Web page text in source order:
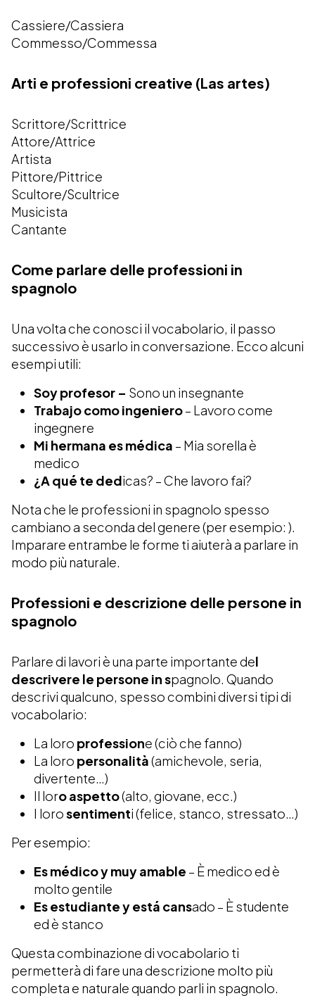
Cassiere/Cassiera
Commesso/Commessa
Arti e professioni creative (Las artes)
Scrittore/Scrittrice
Attore/Attrice
Artista
Pittore/Pittrice
Scultore/Scultrice
Musicista
Cantante
Come parlare delle professioni in
spagnolo
Una volta che conosci il vocabolario, il passo
successivo è usarlo in conversazione. Ecco alcuni
esempi utili:
Soy profesor – Sono un insegnante
Trabajo como ingeniero– Lavoro come
ingegnere
Mi hermana es médica – Mia sorella è
medico
¿A qué te dedicas? – Che lavoro fai?
Nota che le professioni in spagnolo spesso
cambiano a seconda del genere (per esempio: ).
Imparare entrambe le forme ti aiuterà a parlare in
modo più naturale.
Professioni e descrizione delle persone in
spagnolo
Parlare di lavori è una parte importante del
descrivere le persone in spagnolo. Quando
descrivi qualcuno, spesso combini diversi tipi di
vocabolario:
La loro professione (ciò che fanno)
La loro personalità(amichevole, seria,
divertente…)
Il loro aspetto(alto, giovane, ecc.)
I lorosentimenti (felice, stanco, stressato…)
Per esempio:
Es médico y muy amable – È medico ed è
molto gentile
Es estudiante y está cansado – È studente
ed è stanco
Questa combinazione di vocabolario ti
permetterà di fare una descrizione molto più
completa e naturale quando parli in spagnolo.